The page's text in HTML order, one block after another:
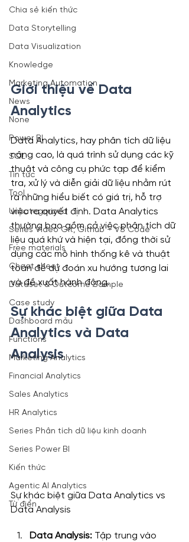
Chia sẻ kiến thức
Data Storytelling
Data Visualization
Knowledge
Marketing Automation
News
None
Power BI
SQL
Tin tức
Tool
Uncategorized
Series Video Git, Github – VS Code
Free materials
Cheat sheet
Dataset & Outcome Sample
Case study
Dashboard mẫu
Functions
Marketing Analytics
Financial Analytics
Sales Analytics
HR Analytics
Series Phân tích dữ liệu kinh doanh
Series Power BI
Kiến thức
Agentic AI Analytics
Từ điển
Giới thiệu về Data
Analytics
Data Analytics, hay phân tích dữ liệu
nâng cao, là quá trình sử dụng các kỹ
thuật và công cụ phức tạp để kiểm
tra, xử lý và diễn giải dữ liệu nhằm rút
ra những hiểu biết có giá trị, hỗ trợ
việc ra quyết định. Data Analytics
thường bao gồm cả việc phân tích dữ
liệu quá khứ và hiện tại, đồng thời sử
dụng các mô hình thống kê và thuật
toán để dự đoán xu hướng tương lai
và đề xuất hành động.
Sự khác biệt giữa Data
Analytics và Data
Analysis
Sự khác biệt giữa Data Analytics vs
Data Analysis
Data Analysis: Tập trung vào